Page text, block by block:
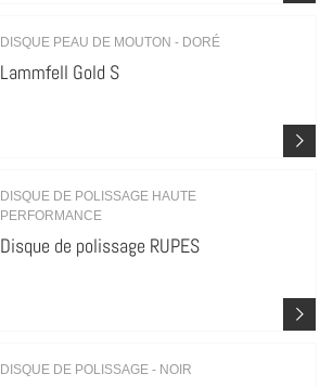
DISQUE PEAU DE MOUTON - DORÉ
Lammfell Gold S
DISQUE DE POLISSAGE HAUTE
PERFORMANCE
Disque de polissage RUPES
DISQUE DE POLISSAGE - NOIR